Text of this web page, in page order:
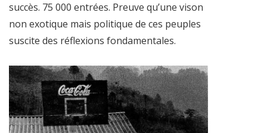
succès. 75 000 entrées. Preuve qu’une vison
non exotique mais politique de ces peuples
suscite des réflexions fondamentales.